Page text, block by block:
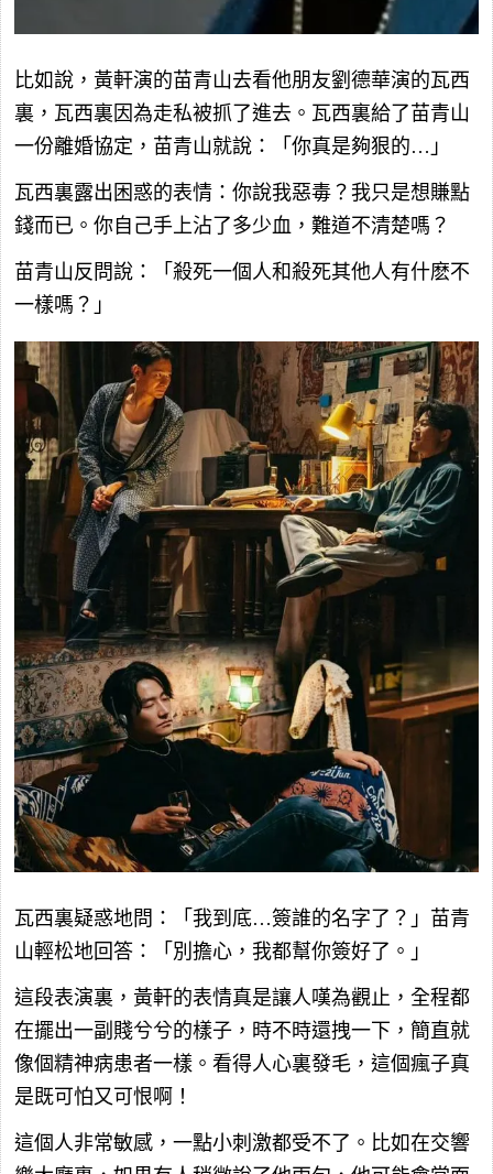
比如說，黃軒演的苗青山去看他朋友劉德華演的瓦西
裏，瓦西裏因為走私被抓了進去。瓦西裏給了苗青山
一份離婚協定，苗青山就說：「你真是夠狠的…」
瓦西裏露出困惑的表情：你說我惡毒？我只是想賺點
錢而已。你自己手上沾了多少血，難道不清楚嗎？
苗青山反問說：「殺死一個人和殺死其他人有什麽不
一樣嗎？」
瓦西裏疑惑地問：「我到底…簽誰的名字了？」苗青
山輕松地回答：「別擔心，我都幫你簽好了。」
這段表演裏，黃軒的表情真是讓人嘆為觀止，全程都
在擺出一副賤兮兮的樣子，時不時還拽一下，簡直就
像個精神病患者一樣。看得人心裏發毛，這個瘋子真
是既可怕又可恨啊！
這個人非常敏感，一點小刺激都受不了。比如在交響